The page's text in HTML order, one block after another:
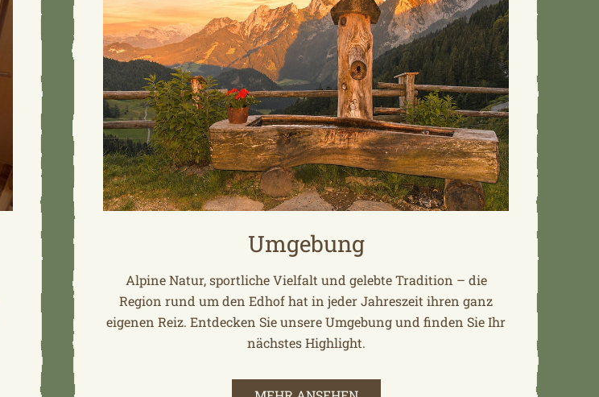
Umgebung
Alpine Natur, sportliche Vielfalt und gelebte Tradition – die
Region rund um den Edhof hat in jeder Jahreszeit ihren ganz
eigenen Reiz. Entdecken Sie unsere Umgebung und finden Sie Ihr
nächstes Highlight.